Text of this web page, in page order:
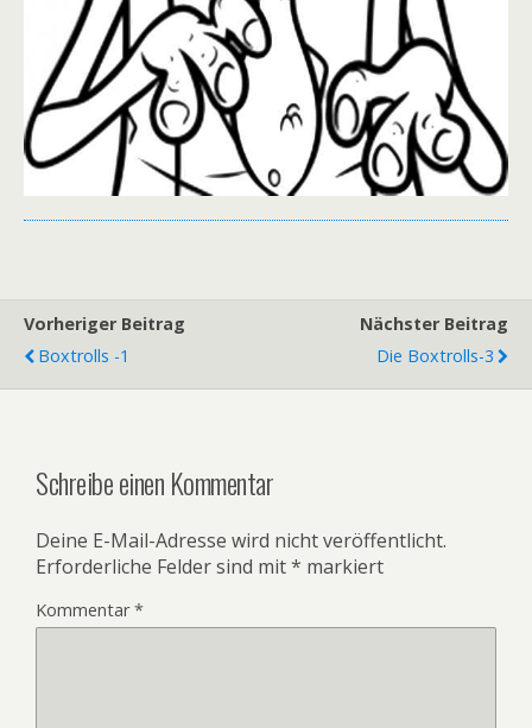
Vorheriger Beitrag
Boxtrolls -1
Nächster Beitrag
Die Boxtrolls-3
Schreibe einen Kommentar
Deine E-Mail-Adresse wird nicht veröffentlicht.
Erforderliche Felder sind mit* markiert
Kommentar*